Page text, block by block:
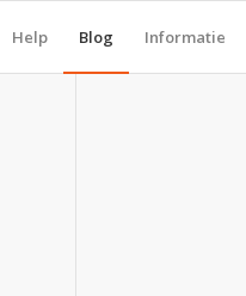
Help Blog Informatie